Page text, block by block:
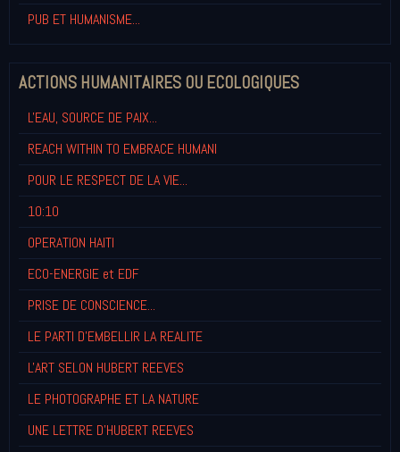
PUB ET HUMANISME...
ACTIONS HUMANITAIRES OU ECOLOGIQUES
L'EAU, SOURCE DE PAIX...
REACH WITHIN TO EMBRACE HUMANI
POUR LE RESPECT DE LA VIE...
10:10
OPERATION HAITI
ECO-ENERGIE et EDF
PRISE DE CONSCIENCE...
LE PARTI D'EMBELLIR LA REALITE
L'ART SELON HUBERT REEVES
LE PHOTOGRAPHE ET LA NATURE
UNE LETTRE D'HUBERT REEVES